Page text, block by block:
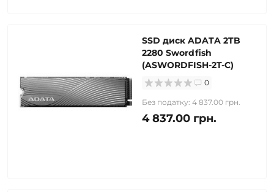
SSD диск ADATA 2TB
2280 Swordfish
(ASWORDFISH-2T-C)
0
Без податку: 4 837.00 грн.
4 837.00 грн.